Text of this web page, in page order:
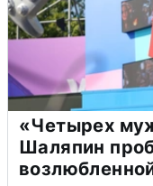
«Четырех
Шаляпин